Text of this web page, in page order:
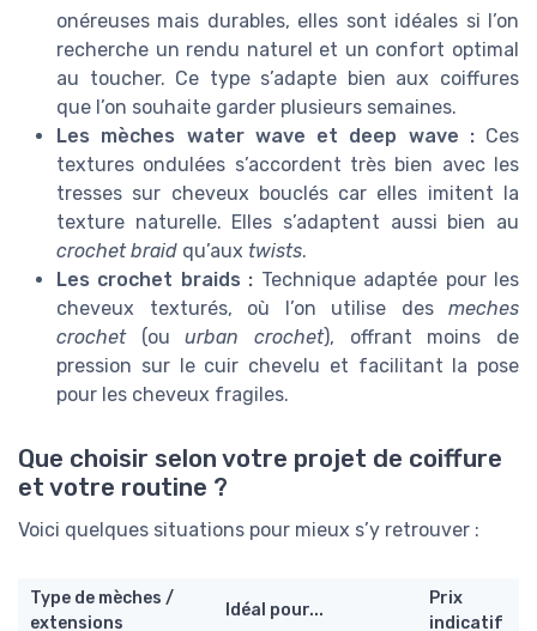
onéreuses mais durables, elles sont idéales si l’on
recherche un rendu naturel et un confort optimal
au toucher. Ce type s’adapte bien aux coiffures
que l’on souhaite garder plusieurs semaines.
Les mèches water wave et deep wave :Ces
textures ondulées s’accordent très bien avec les
tresses sur cheveux bouclés car elles imitent la
texture naturelle. Elles s’adaptent aussi bien au
crochet braid qu’aux twists.
Les crochet braids : Technique adaptée pour les
cheveux texturés, où l’on utilise des meches
crochet(ouurban crochet), offrant moins de
pression sur le cuir chevelu et facilitant la pose
pour les cheveux fragiles.
Que choisir selon votre projet de coiffure
et votre routine ?
Voici quelques situations pour mieux s’y retrouver :
Type de mèches /
extensions
Idéal pour...
Prix
indicatif